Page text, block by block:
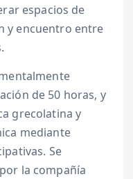
espacios de
y encuentro entre
de 50 horas, y
grecolatina y
mediante
Se
la compañía